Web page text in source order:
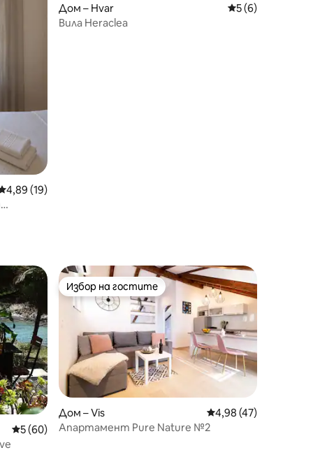
оценка: 4,89 от 5, 19 отзива
4,89 (19)
Дом – Hvar Средна оценка:
5 (6)
Вила Heraclea
Средна оценка: 5 от 5, 60 отзива
5 (60)
Избор на гостите
Избор на гостите
Дом – Vis Средна оценка:
4,98 (47)
Апартамент Pure Nature №2